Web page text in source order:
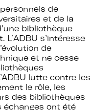
de
et de la
bibliothèque
s’intéresse
de
et ne cesse
lutte contre les
le rôle, les
des bibliothèques
échanges ont été